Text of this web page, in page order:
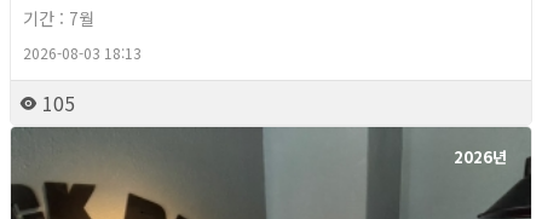
기간 : 7월
2026-08-03 18:13
105
2026년